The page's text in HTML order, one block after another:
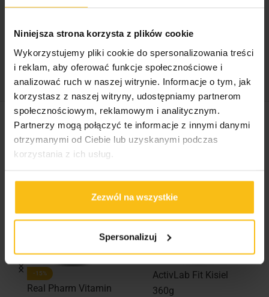
Niniejsza strona korzysta z plików cookie
Wykorzystujemy pliki cookie do spersonalizowania treści
i reklam, aby oferować funkcje społecznościowe i
analizować ruch w naszej witrynie. Informacje o tym, jak
korzystasz z naszej witryny, udostępniamy partnerom
społecznościowym, reklamowym i analitycznym.
Partnerzy mogą połączyć te informacje z innymi danymi
otrzymanymi od Ciebie lub uzyskanymi podczas
korzystania z ich usług.
Zezwól na wszystkie
Spersonalizuj
Kategorie: Oleje,Real Pharm,Żywność
Tagi: Kokos, Olej,OlejKokosowy, RealFoods,
RealPharm
Podobne produkty
-15%
Real Pharm Vitamin
ActivLab Fit Kisiel
360g